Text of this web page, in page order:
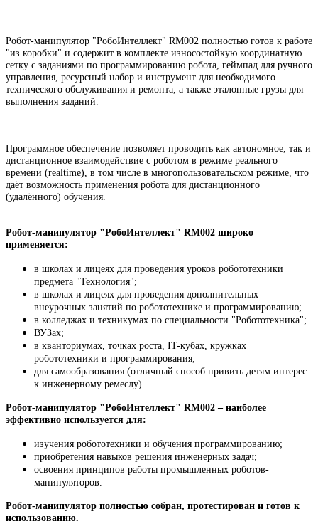
Робот-манипулятор "РобоИнтеллект" RM002 полностью готов к работе
"из коробки" и содержит в комплекте износостойкую координатную
сетку с заданиями по программированию робота, геймпад для ручного
управления, ресурсный набор и инструмент для необходимого
технического обслуживания и ремонта, а также эталонные грузы для
выполнения заданий.
Программное обеспечение позволяет проводить как автономное, так и
дистанционное взаимодействие с роботом в режиме реального
времени (realtime), в том числе в многопользовательском режиме, что
даёт возможность применения робота для дистанционного
(удалённого) обучения.
Робот-манипулятор "РобоИнтеллект" RM002 широко
применяется:
в школах и лицеях для проведения уроков робототехники
предмета "Технология";
в школах и лицеях для проведения дополнительных
внеурочных занятий по робототехнике и программированию;
в колледжах и техникумах по специальности "Робототехника";
ВУЗах;
в кванториумах, точках роста, IT-кубах, кружках
робототехники и программирования;
для самообразования (отличный способ привить детям интерес
к инженерному ремеслу).
Робот-манипулятор "РобоИнтеллект" RM002 – наиболее
эффективно используется для:
изучения робототехники и обучения программированию;
приобретения навыков решения инженерных задач;
освоения принципов работы промышленных роботов-
манипуляторов.
Робот-манипулятор полностью собран, протестирован и готов к
использованию.